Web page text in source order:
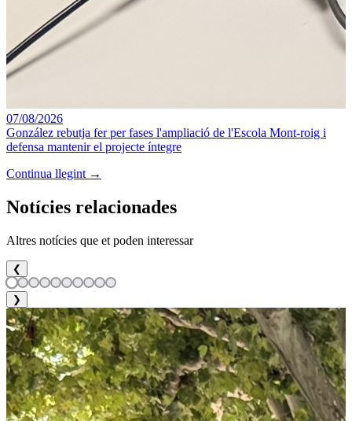
07/08/2026
González rebutja fer per fases l'ampliació de l'Escola Mont-roig i
defensa mantenir el projecte íntegre
Continua llegint →
Notícies relacionades
Altres notícies que et poden interessar
❮
❯